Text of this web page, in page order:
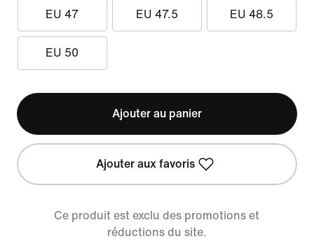
EU 47 EU 47.5 EU 48.5
EU 50
Ajouter au panier
Ajouter aux favoris
Ce produit est exclu des promotions et
réductions du site.